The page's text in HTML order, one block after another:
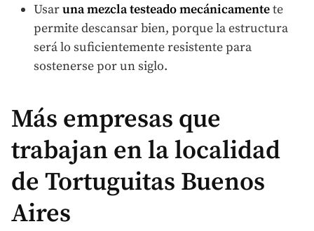
Usaruna mezcla testeadomecánicamentete
permite descansar bien, porque la estructura
será lo suficientemente resistente para
sostenerse por un siglo.
Más empresas que
trabajan en la localidad
de Tortuguitas Buenos
Aires